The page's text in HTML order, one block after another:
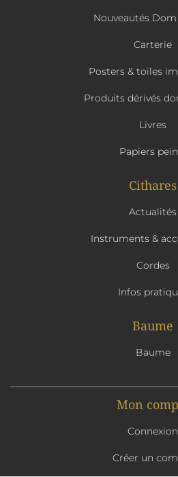
Nouveautés
Carterie
Posters & toiles
Produits dérivés
Livres
Papiers
Cithares
Actualités
Instruments &
Cordes
Infos
Baume
Baume
Mon
Connexion
Créer un